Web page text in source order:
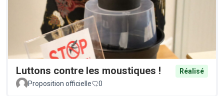
Luttons contre les moustiques !
Réalisé
Proposition officielle
0